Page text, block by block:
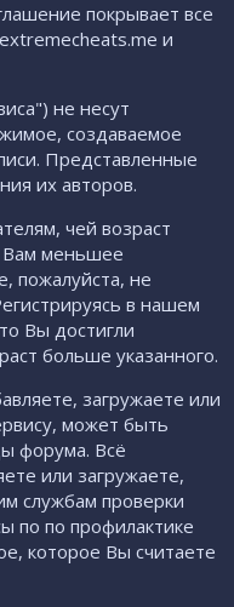
покрывает все
и
не несут
создаваемое
Представленные
их авторов.
чей возраст
Вам меньшее
пожалуйста, не
в нашем
Вы достигли
больше указанного.
загружаете или
может быть
форума. Всё
или загружаете,
службам проверки
по по профилактике
которое Вы считаете